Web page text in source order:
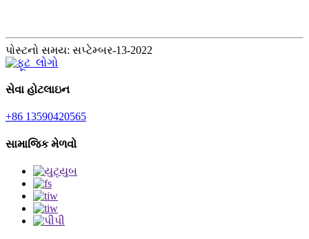
પોસ્ટનો સમય: સપ્ટેમ્બર-13-2022
સેવા હોટલાઇન
+86 13590420565
સામાજિક મેળવો